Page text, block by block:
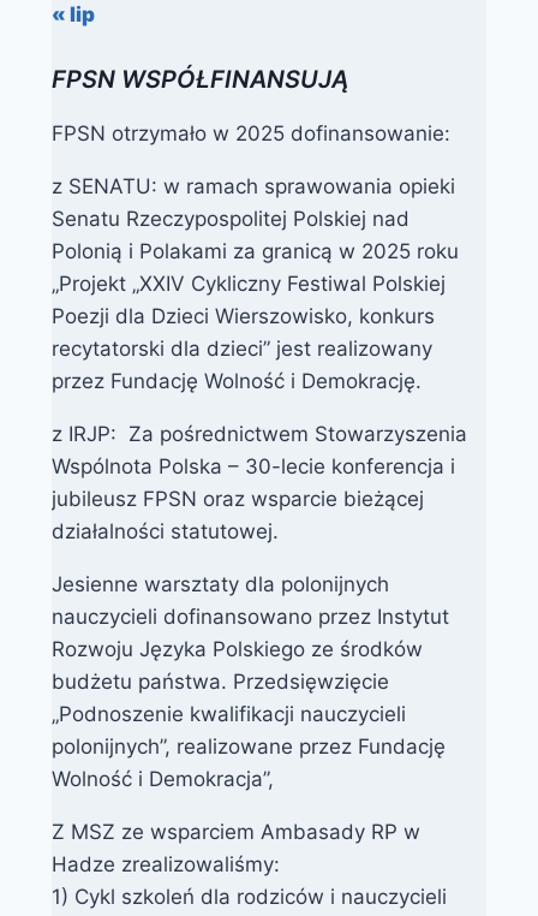
« lip
FPSN WSPÓŁFINANSUJĄ
FPSN otrzymało w 2025 dofinansowanie:
z SENATU: w ramach sprawowania opieki
Senatu Rzeczypospolitej Polskiej nad
Polonią i Polakami za granicą w 2025 roku
„Projekt „XXIV Cykliczny Festiwal Polskiej
Poezji dla Dzieci Wierszowisko, konkurs
recytatorski dla dzieci” jest realizowany
przez Fundację Wolność i Demokrację.
z IRJP: Za pośrednictwem Stowarzyszenia
Wspólnota Polska – 30-lecie konferencja i
jubileusz FPSN oraz wsparcie bieżącej
działalności statutowej.
Jesienne warsztaty dla polonijnych
nauczycieli dofinansowano przez Instytut
Rozwoju Języka Polskiego ze środków
budżetu państwa. Przedsięwzięcie
„Podnoszenie kwalifikacji nauczycieli
polonijnych”, realizowane przez Fundację
Wolność i Demokracja”,
Z MSZ ze wsparciem Ambasady RP w
Hadze zrealizowaliśmy:
1) Cykl szkoleń dla rodziców i nauczycieli